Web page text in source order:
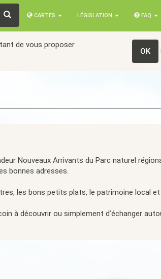
CARTES LÉGISLATION FAQ
de vous proposer
OK
Nouveaux Arrivants du Parc naturel
bonnes adresses.
les bons petits plats, le patrimoine local
à découvrir ou simplement d’échanger